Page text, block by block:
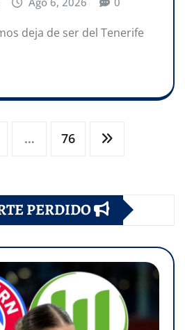
deja de ser del Tenerife
… 76
PERDIDO